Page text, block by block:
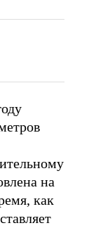
на
как